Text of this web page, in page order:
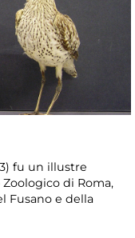
fu un illustre
di Roma,
Fusano e della